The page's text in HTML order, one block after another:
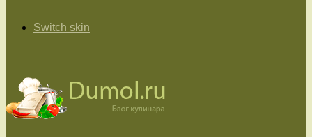
Switch skin